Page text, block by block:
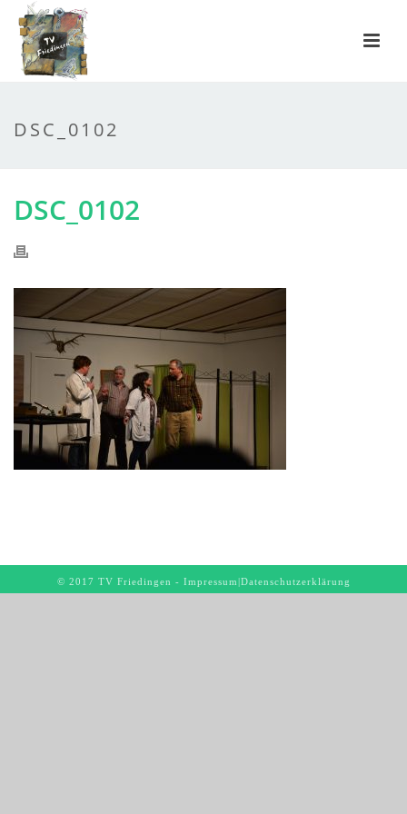
DSC_0102
DSC_0102
© 2017 TV Friedingen - Impressum|Datenschutzerklärung